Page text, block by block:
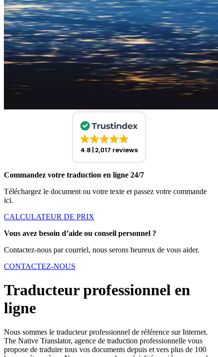
4.8 2,017 reviews
Commandez votre traduction en ligne 24/7
Téléchargez le document ou votre texte et passez votre commande
ici.
CALCULATEUR DE PRIX
Vous avez besoin d’aide ou conseil personnel ?
Contactez-nous par courriel, nous serons heureux de vous aider.
CONTACTEZ-NOUS
Traducteur professionnel en
ligne
Nous sommes le traducteur professionnel de référence sur Internet.
The Native Translator, agence de traduction professionnelle vous
propose de traduire tous vos documents depuis et vers plus de 100